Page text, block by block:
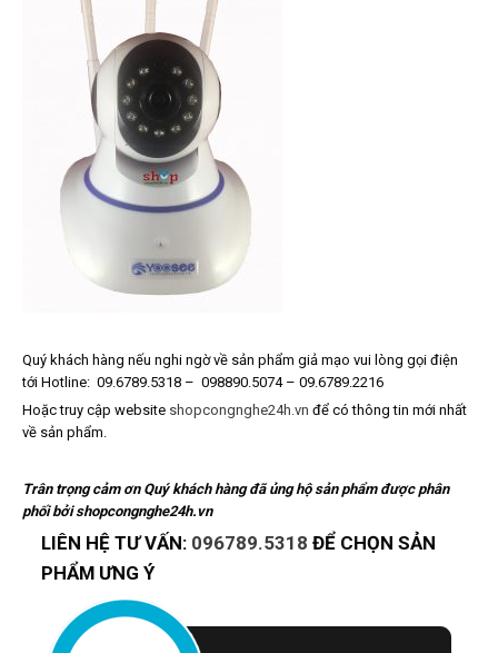
Quý khách hàng nếu nghi ngờ về sản phẩm giả mạo vui lòng gọi điện
tới Hotline: 09.6789.5318 – 098890.5074 – 09.6789.2216
Hoặc truy cập website shopcongnghe24h.vn để có thông tin mới nhất
về sản phẩm.
Trân trọng cảm ơn Quý khách hàng đã ủng hộ sản phẩm được phân
phối bởi shopcongnghe24h.vn
LIÊN HỆ TƯ VẤN: 096789.5318 ĐỂ CHỌN SẢN
PHẨM ƯNG Ý